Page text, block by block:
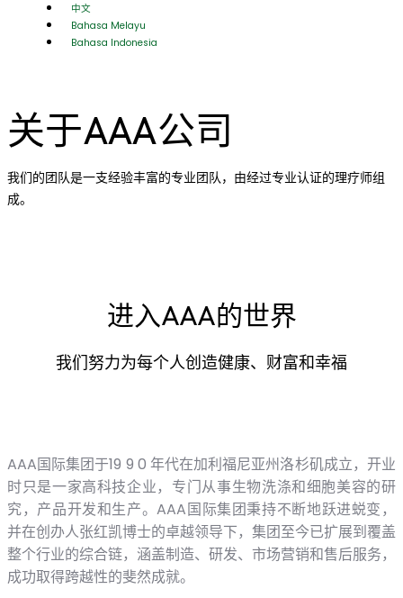
中文
Bahasa Melayu
Bahasa Indonesia
关于AAA公司
我们的团队是一支经验丰富的专业团队，由经过专业认证的理疗师组
成。
进入AAA的世界
我们努力为每个人创造健康、财富和幸福
AAA国际集团于19 9 0 年代在加利福尼亚州洛杉矶成立，开业
时只是一家高科技企业，专门从事生物洗涤和细胞美容的研
究，产品开发和生产。AAA国际集团秉持不断地跃进蜕变，
并在创办人张红凯博士的卓越领导下，集团至今已扩展到覆盖
整个行业的综合链，涵盖制造、研发、市场营销和售后服务，
成功取得跨越性的斐然成就。